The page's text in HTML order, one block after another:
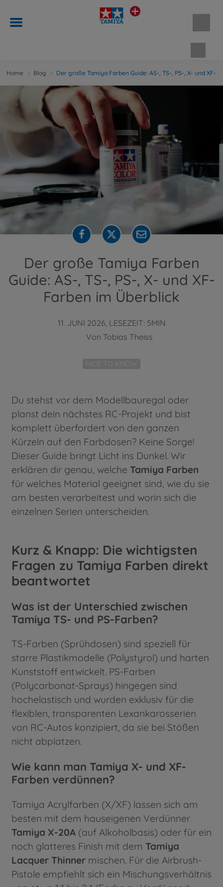
Home Blog Der große Tamiya Farben Guide: AS-, TS-, PS-, X- und XF-
Der große Tamiya Farben
Guide: AS-, TS-, PS-, X- und XF-
Farben im Überblick
11. JUNI 2026, LESEZEIT: 5MIN
Von Tobias Theiss
NICE TO KNOW
Du stehst vor dem Modellbauregal oder
planst dein nächstes RC-Projekt und bist
komplett überfordert von den ganzen
Kürzeln auf den Farbdosen? Keine Sorge!
Dieser Guide bringt Licht ins Dunkel. Wir
erklären dir genau, welche Tamiya Farben
für welches Material geeignet sind, wie du sie
am besten verarbeitest und worin sich die
einzelnen Serien unterscheiden.
Kurz & Knapp: Die wichtigsten
Fragen zu Tamiya Farben direkt
beantwortet
Was ist der Unterschied zwischen
Tamiya TS- und PS-Farben?
TS-Farben (Sprühdosen) sind speziell für
starre Plastikmodelle (Polystyrol) und harten
Kunststoff entwickelt. PS-Farben
(Polycarbonat-Sprays) hingegen sind
hochelastisch und wurden exklusiv für die
flexiblen, transparenten Lexankarosserien
von RC-Autos konzipiert, da sie bei Stößen
nicht abplatzen.
Wie kann man Tamiya X- und XF-
Farben verdünnen?
Tamiya Acrylfarben (X/XF) lassen sich am
besten mit dem hauseigenen Verdünner
Tamiya X-20A (auf Alkoholbasis) oder für ein
noch glatteres Finish mit dem Tamiya
Lacquer Thinner mischen. Für die Airbrush-
Pistole empfiehlt sich ein Mischungsverhältnis